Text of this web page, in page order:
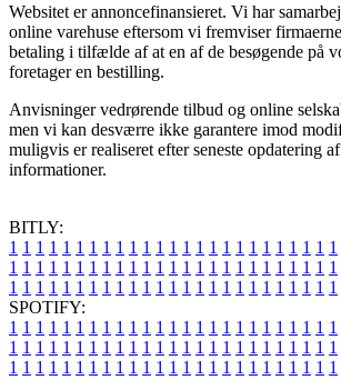
Websitet er annoncefinansieret. Vi har
online varehuse eftersom vi fremviser
betaling i tilfælde af at en af de besøgende på
foretager en bestilling.
Anvisninger vedrørende tilbud og online
men vi kan desværre ikke garantere imod
muligvis er realiseret efter seneste opdatering
informationer.
BITLY:
1 1 1 1 1 1 1 1 1 1 1 1 1 1 1 1 1 1 1 1 1 1 1 1 1
1 1 1 1 1 1 1 1 1 1 1 1 1 1 1 1 1 1 1 1 1 1 1 1 1
1 1 1 1 1 1 1 1 1 1 1 1 1 1 1 1 1 1 1 1 1 1 1 1 1
SPOTIFY:
1 1 1 1 1 1 1 1 1 1 1 1 1 1 1 1 1 1 1 1 1 1 1 1 1
1 1 1 1 1 1 1 1 1 1 1 1 1 1 1 1 1 1 1 1 1 1 1 1 1
1 1 1 1 1 1 1 1 1 1 1 1 1 1 1 1 1 1 1 1 1 1 1 1 1